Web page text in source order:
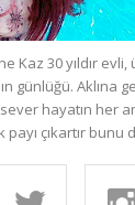
Kaz 30 yıldır
günlüğü. Aklına
hayatın her
payı çıkartır bunu